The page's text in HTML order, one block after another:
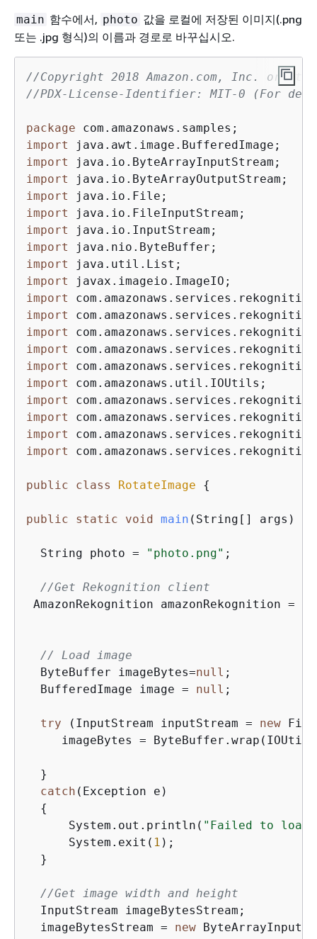
main 함수에서, photo 값을 로컬에 저장된 이미지(.png
또는 .jpg 형식)의 이름과 경로로 바꾸십시오.
//Copyright 2018 Amazon.com, Inc. or
//PDX-License-Identifier: MIT-0 (For
package
import
import
import
import
import
import
import
import
import
import
import
import
import
import
import
import
import
import
import
public class RotateImage {
public static void main (String[] args)
  String photo =
"photo.png" ;
//Get Rekognition client
AmazonRekognition amazonRekognition
// Load image
  ByteBuffer imageBytes=
null ;
  BufferedImage image =
null ;
try (InputStream inputStream = new
imageBytes =
  }
catch (Exception e)
{
      System.out.println(
"Failed to
      System.exit(
1 );
  }
//Get image width and height
  InputStream imageBytesStream;
  imageBytesStream =
new